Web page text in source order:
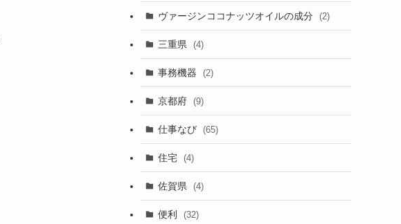
ヴァージンココナッツオイルの成分 (2)
三重県 (4)
事務機器 (2)
京都府 (9)
仕事なび (65)
住宅 (4)
佐賀県 (4)
便利 (32)